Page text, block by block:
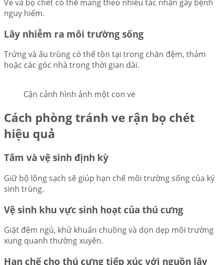
Ve và bọ chét có thể mang theo nhiều tác nhân gây bệnh
nguy hiểm.
Lây nhiễm ra môi trường sống
Trứng và ấu trùng có thể tồn tại trong chăn đệm, thảm
hoặc các góc nhà trong thời gian dài.
Cận cảnh hình ảnh một con ve
Cách phòng tránh ve rận bọ chét
hiệu quả
Tắm và vệ sinh định kỳ
Giữ bộ lông sạch sẽ giúp hạn chế môi trường sống của ký
sinh trùng.
Vệ sinh khu vực sinh hoạt của thú cưng
Giặt đệm ngủ, khử khuẩn chuồng và dọn dẹp môi trường
xung quanh thường xuyên.
Hạn chế cho thú cưng tiếp xúc với nguồn lây